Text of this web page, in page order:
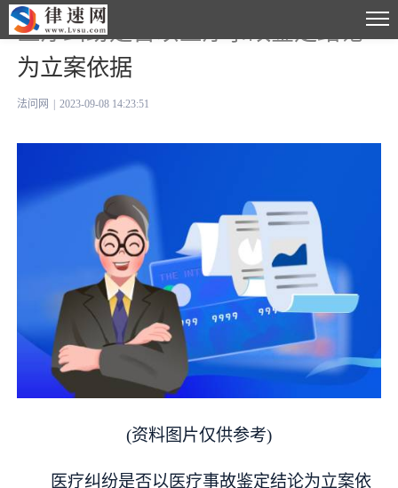
医疗纠纷是否以医疗事故鉴定结论
为立案依据
法问网 2023-09-08 14:23:51
(资料图片仅供参考)
医疗纠纷是否以医疗事故鉴定结论为立案依